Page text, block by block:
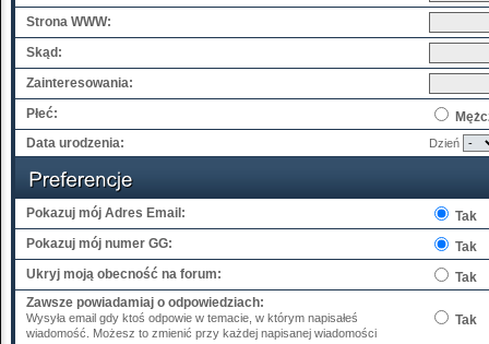
Strona WWW:
Skąd:
Zainteresowania:
Płeć:
Data urodzenia:
Dzień
Pokazuj mój Adres Email:
Tak
Pokazuj mój numer GG:
Tak
Ukryj moją obecność na forum:
Tak
Zawsze powiadamiaj o odpowiedziach:
Wysyła email gdy ktoś odpowie w temacie, w którym napisałeś
wiadomość. Możesz to zmienić przy każdej napisanej wiadomości
Tak